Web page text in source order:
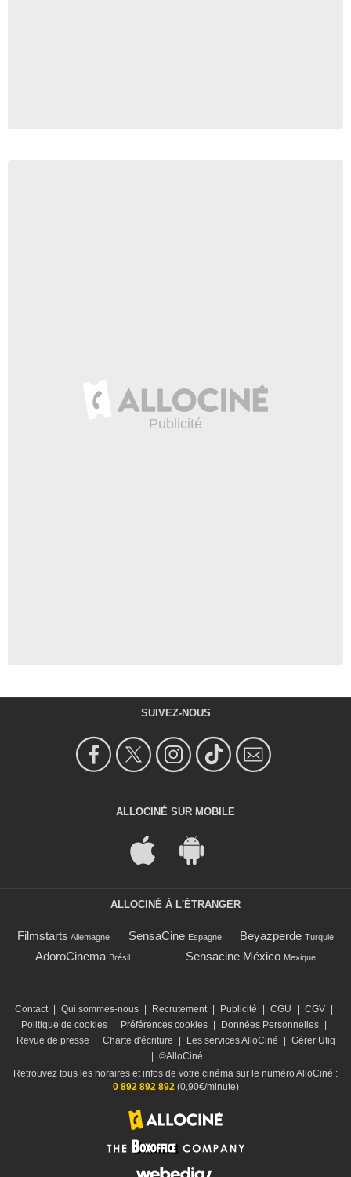
SUIVEZ-NOUS
ALLOCINÉ SUR MOBILE
ALLOCINÉ À L'ÉTRANGER
Filmstarts Allemagne SensaCine Espagne Beyazperde Turquie
AdoroCinema Brésil Sensacine México Mexique
Contact Qui sommes-nous Recrutement Publicité CGU CGV
Politique de cookies
Préférences cookies Données Personnelles
Revue de presse
Charte d'écriture Les services AlloCiné
Gérer Utiq
©AlloCiné
Retrouvez tous les horaires et infos de votre cinéma sur le numéro AlloCiné :
0 892 892 892(0,90€/minute)